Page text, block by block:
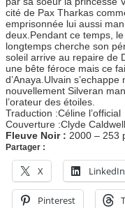
cité de Pax Tharkas
emprisonnée lui aussi
deux.Pendant ce temps,
longtemps cherche son
soleil arrive au repaire de
une bête féroce mais ce
d’Anaya.Ulvain
nouvellement Silveran
l’orateur des étoiles.
Traduction :Céline l’official
Couverture :Clyde Caldwell
Fleuve Noir : 2000 – 253
Partager :
X LinkedIn
Pinterest